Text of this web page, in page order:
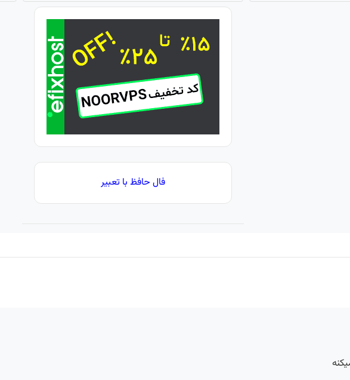
فال حافظ با تعبیر